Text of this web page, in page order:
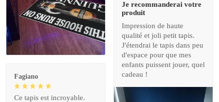
Je recommanderai votre
produit
Impression de haute
qualité et joli petit tapis.
J'étendrai le tapis dans peu
d'espace pour que mes
enfants puissent jouer, quel
cadeau !
Fagiano
Ce tapis est incroyable.